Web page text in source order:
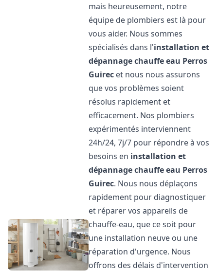
mais heureusement, notre
équipe de plombiers est là pour
vous aider. Nous sommes
spécialisés dans l'installation et
dépannage chauffe eau Perros
Guirec et nous nous assurons
que vos problèmes soient
résolus rapidement et
efficacement. Nos plombiers
expérimentés interviennent
24h/24, 7j/7 pour répondre à vos
besoins en installation et
dépannage chauffe eau Perros
Guirec. Nous nous déplaçons
rapidement pour diagnostiquer
et réparer vos appareils de
chauffe-eau, que ce soit pour
une installation neuve ou une
réparation d'urgence. Nous
offrons des délais d'intervention